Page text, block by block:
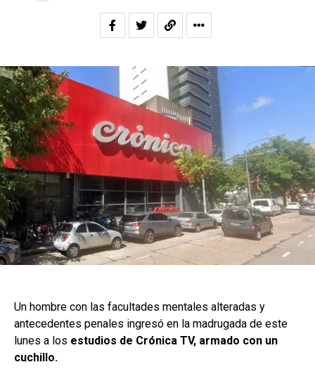
Un hombre con las facultades mentales alteradas y
antecedentes penales ingresó en la madrugada de este
lunes a los estudios de Crónica TV, armado con un
cuchillo.